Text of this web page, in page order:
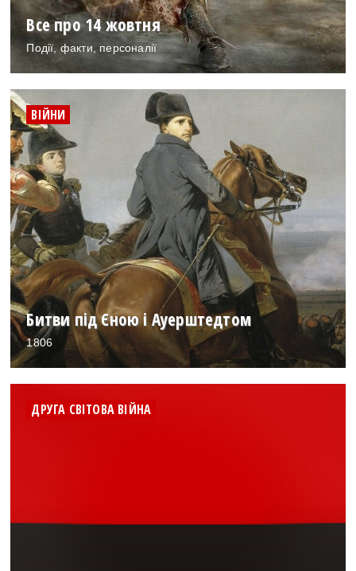
Все про 14 жовтня
Події, факти, персоналії
ВІЙНИ
Битви під Єною і Ауерштедтом
1806
ДРУГА СВІТОВА ВІЙНА